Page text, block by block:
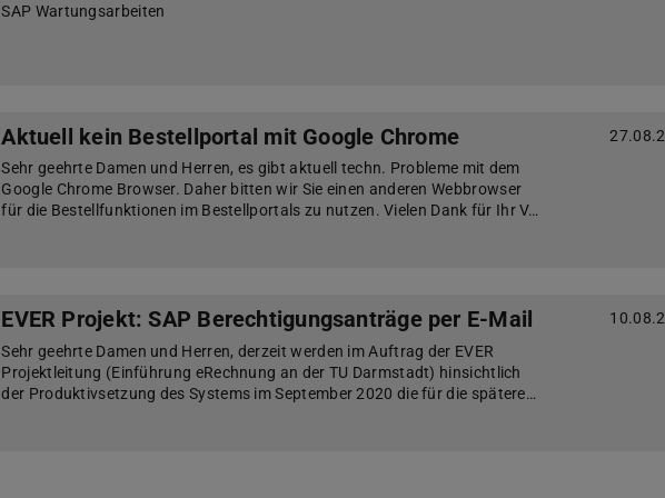
SAP Wartungsarbeiten
Aktuell kein Bestellportal mit Google Chrome
Sehr geehrte Damen und Herren, es gibt aktuell techn. Probleme mit dem
Google Chrome Browser. Daher bitten wir Sie einen anderen Webbrowser
für die Bestellfunktionen im Bestellportals zu nutzen. Vielen Dank für Ihr V…
EVER Projekt: SAP Berechtigungsanträge per E-Mail
Sehr geehrte Damen und Herren, derzeit werden im Auftrag der EVER
Projektleitung (Einführung eRechnung an der TU Darmstadt) hinsichtlich
der Produktivsetzung des Systems im September 2020 die für die spätere…